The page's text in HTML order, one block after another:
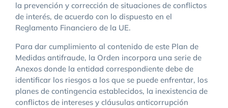
la prevención y corrección de situaciones de conflictos
de interés, de acuerdo con lo dispuesto en el
Reglamento Financiero de la UE.
Para dar cumplimiento al contenido de este Plan de
Medidas antifraude, la Orden incorpora una serie de
Anexos donde la entidad correspondiente debe de
identificar los riesgos a los que se puede enfrentar, los
planes de contingencia establecidos, la inexistencia de
conflictos de intereses y cláusulas anticorrupción